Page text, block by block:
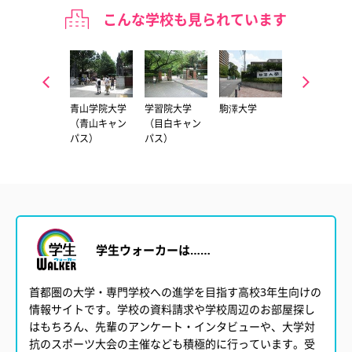
こんな学校も見られています
青山学院大学
（青山キャン
パス）
学習院大学
（目白キャン
パス）
駒澤大学
学生ウォーカーは……
首都圏の大学・専門学校への進学を目指す高校3年生向けの
情報サイトです。学校の資料請求や学校周辺のお部屋探し
はもちろん、先輩のアンケート・インタビューや、大学対
抗のスポーツ大会の主催なども積極的に行っています。受